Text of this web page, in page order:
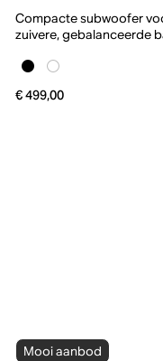
Compacte subwoofer
zuivere, gebalanceerde
€ 499,00
Mooi aanbod